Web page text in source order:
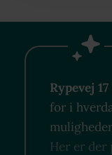
Rypevej 17
for i
Her er der